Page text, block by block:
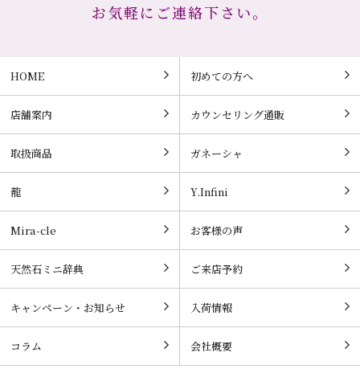
お気軽にご連絡下さい。
HOME 初めての方へ
店舗案内 カウンセリング通販
取扱商品 ガネーシャ
龍 Y.Infini
Mira-cle お客様の声
天然石ミニ辞典 ご来店予約
キャンペーン・お知らせ 入荷情報
コラム 会社概要